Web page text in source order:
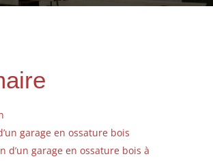
garage en ossature bois
d’un garage en ossature bois à